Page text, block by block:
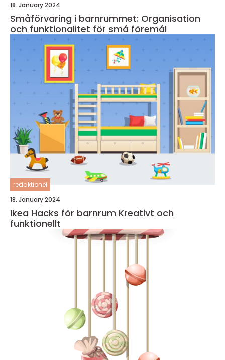
18. January 2024
Småförvaring i barnrummet: Organisation
och funktionalitet för små föremål
redaktionel
18. January 2024
Ikea Hacks för barnrum Kreativt och
funktionellt